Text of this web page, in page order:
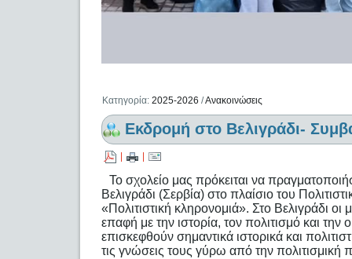
Κατηγορία:2025-2026 /Ανακοινώσεις
Εκδρομή στο Βελιγράδι-
Το σχολείο μας πρόκειται να
Βελιγράδι (Σερβία) στο πλαίσιο του
«Πολιτιστική κληρονομιά». Στο Βελιγράδι οι
επαφή με την ιστορία, τον πολιτισμό και
επισκεφθούν σημαντικά ιστορικά και
τις γνώσεις τους γύρω από την πολιτισμική